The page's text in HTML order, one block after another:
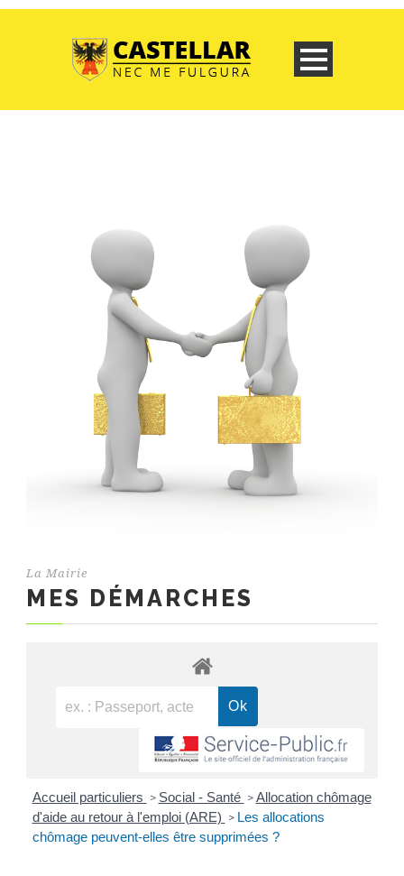
La Mairie
MES DÉMARCHES
Accueil particuliers > Social - Santé > Allocation chômage
d'aide au retour à l'emploi (ARE) > Les allocations
chômage peuvent-elles être supprimées ?